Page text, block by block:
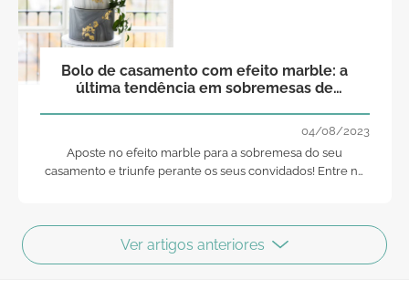
Bolo de casamento com efeito marble: a
última tendência em sobremesas de
04/08/2023
Aposte no efeito marble para a sobremesa do seu
casamento e triunfe perante os seus convidados! Entre na
Ver artigos anteriores